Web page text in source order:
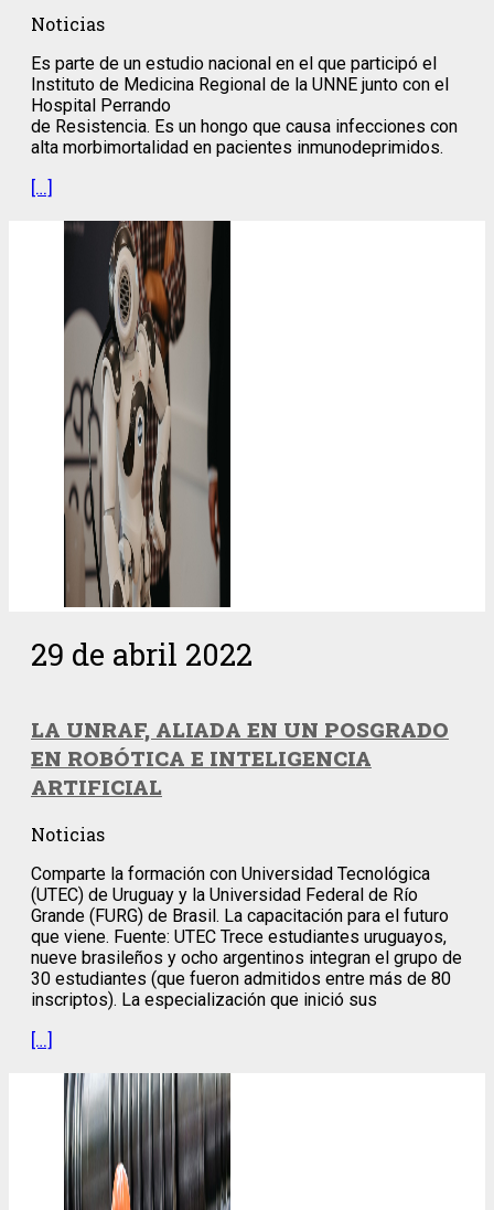
Noticias
Es parte de un estudio nacional en el que participó el
Instituto de Medicina Regional de la UNNE junto con el
Hospital Perrando
de Resistencia. Es un hongo que causa infecciones con
alta morbimortalidad en pacientes inmunodeprimidos.
[…]
29 de abril 2022
LA UNRAF, ALIADA EN UN POSGRADO
EN ROBÓTICA E INTELIGENCIA
ARTIFICIAL
Noticias
Comparte la formación con Universidad Tecnológica
(UTEC) de Uruguay y la Universidad Federal de Río
Grande (FURG) de Brasil. La capacitación para el futuro
que viene. Fuente: UTEC Trece estudiantes uruguayos,
nueve brasileños y ocho argentinos integran el grupo de
30 estudiantes (que fueron admitidos entre más de 80
inscriptos). La especialización que inició sus
[…]